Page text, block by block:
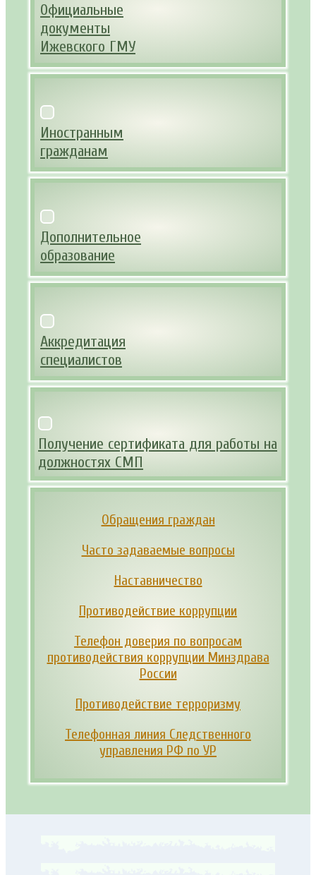
Официальные
документы
Ижевского ГМУ
Иностранным
гражданам
Дополнительное
образование
Аккредитация
специалистов
Получение сертификата для работы на
должностях СМП
Обращения граждан
Часто задаваемые вопросы
Наставничество
Противодействие коррупции
Телефон доверия по вопросам
противодействия коррупции Минздрава
России
Противодействие терроризму
Телефонная линия Следственного
управления РФ по УР